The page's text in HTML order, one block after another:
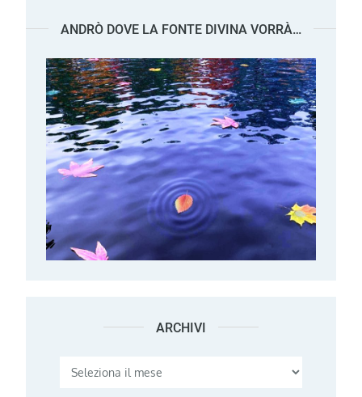
ANDRÒ DOVE LA FONTE DIVINA VORRÀ…
ARCHIVI Archivi